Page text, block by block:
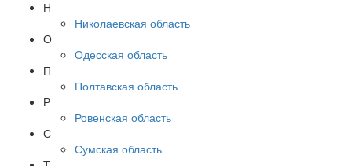
Н
Николаевская область
О
Одесская область
П
Полтавская область
Р
Ровенская область
С
Сумская область